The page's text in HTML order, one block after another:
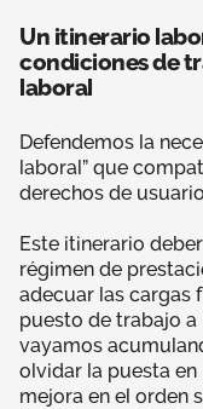
Un itinerario
condiciones de
laboral
Defendemos la
laboral” que
derechos de
Este itinerario
régimen de
adecuar las cargas
puesto de trabajo
vayamos
olvidar la puesta
mejora en el orden